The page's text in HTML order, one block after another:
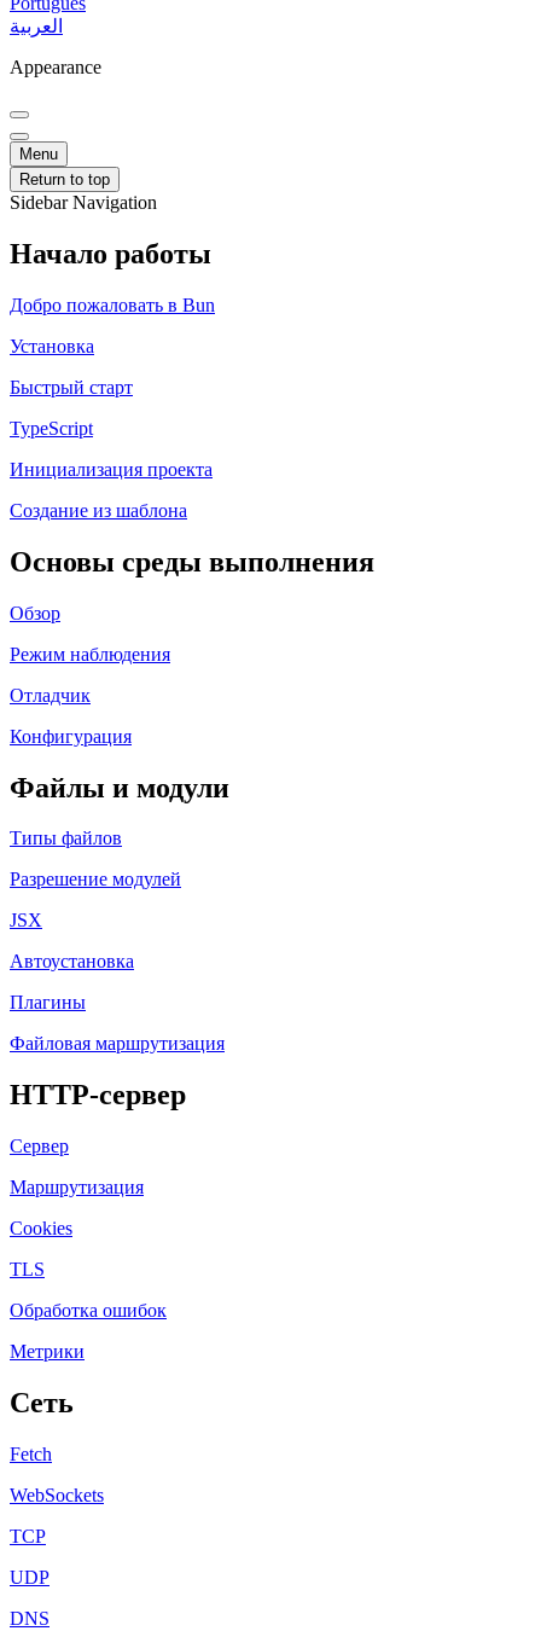
العربية
Appearance
Menu
Return to top
Sidebar Navigation
Начало работы
Добро пожаловать в Bun
Установка
Быстрый старт
TypeScript
Инициализация проекта
Создание из шаблона
Основы среды выполнения
Обзор
Режим наблюдения
Отладчик
Конфигурация
Файлы и модули
Типы файлов
Разрешение модулей
JSX
Автоустановка
Плагины
Файловая маршрутизация
HTTP-сервер
Сервер
Маршрутизация
Cookies
TLS
Обработка ошибок
Метрики
Сеть
Fetch
WebSockets
TCP
UDP
DNS